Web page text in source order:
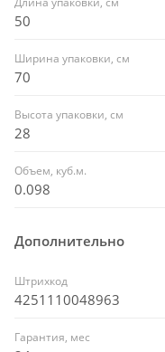
50
Ширина упаковки, см
70
Высота упаковки, см
28
Объем, куб.м.
0.098
Дополнительно
Штрихкод
4251110048963
Гарантия, мес